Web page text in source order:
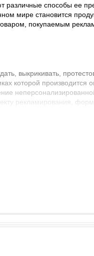
различные способы ее
мире становится
покупаемым
выкрикивать,
которой производится
рекламирования,